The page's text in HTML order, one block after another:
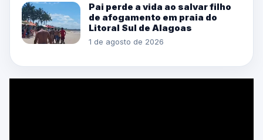
Pai perde a vida ao salvar filho
de afogamento em praia do
Litoral Sul de Alagoas
1 de agosto de 2026